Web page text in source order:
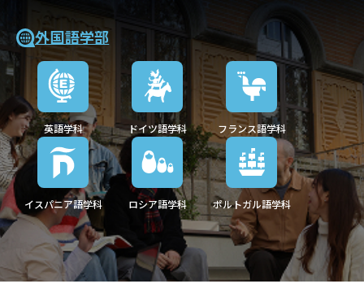
外国語学部
英語学科 ドイツ語学科 フランス語学科
イスパニア語学科 ロシア語学科 ポルトガル語学科